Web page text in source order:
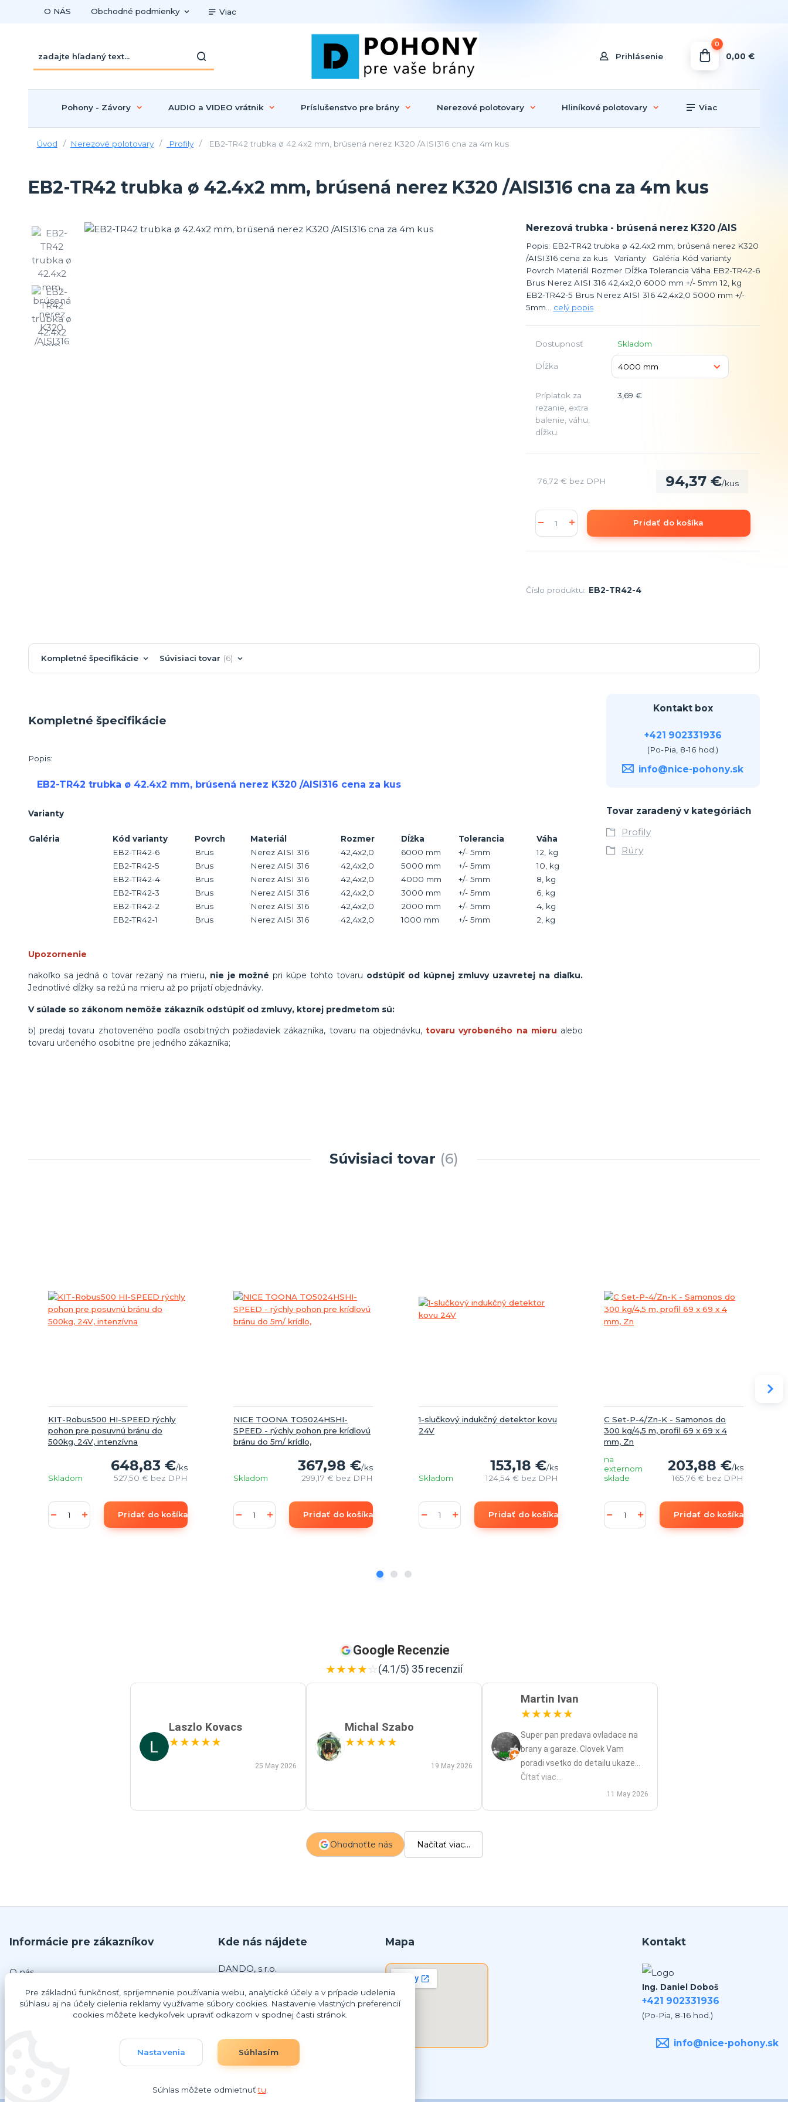
O NÁS Obchodné podmienky Viac
Prihlásenie
0
0,00 €
Pohony - Závory AUDIO a VIDEO vrátnik Príslušenstvo pre brány Nerezové polotovary Hliníkové polotovary Viac
Úvod Nerezové polotovary Profily EB2-TR42 trubka ø 42.4x2 mm, brúsená nerez K320 /AISI316 cna za 4m kus
EB2-TR42 trubka ø 42.4x2 mm, brúsená nerez K320 /AISI316 cna za 4m kus
Nerezová trubka - brúsená nerez K320 /AIS
Popis: EB2-TR42 trubka ø 42.4x2 mm, brúsená nerez K320
/AISI316 cena za kus Varianty Galéria Kód varianty
Povrch Materiál Rozmer Dĺžka Tolerancia Váha EB2-TR42-6
Brus Nerez AISI 316 42,4x2,0 6000 mm +/- 5mm 12, kg
EB2-TR42-5 Brus Nerez AISI 316 42,4x2,0 5000 mm +/-
5mm... celý popis
Dostupnosť Skladom
Dĺžka
Príplatok za
rezanie, extra
balenie, váhu,
dĺžku.
3,69 €
94,37 €/kus
76,72 € bez DPH
Pridať do košíka
Číslo produktu: EB2-TR42-4
Kompletné špecifikácie Súvisiaci tovar 6
Kompletné špecifikácie
Popis:
EB2-TR42 trubka ø 42.4x2 mm, brúsená nerez K320 /AISI316 cena za kus
Varianty
Galéria Kód varianty Povrch Materiál Rozmer Dĺžka Tolerancia
Váha
EB2-TR42-6
Brus Nerez AISI 316 42,4x2,0 6000 mm +/- 5mm
12, kg
EB2-TR42-5
Brus Nerez AISI 316 42,4x2,0 5000 mm +/- 5mm
10, kg
EB2-TR42-4
Brus Nerez AISI 316 42,4x2,0 4000 mm +/- 5mm
8, kg
EB2-TR42-3
Brus Nerez AISI 316 42,4x2,0 3000 mm +/- 5mm
6, kg
EB2-TR42-2
Brus Nerez AISI 316 42,4x2,0 2000 mm +/- 5mm
4, kg
EB2-TR42-1
Brus Nerez AISI 316 42,4x2,0 1000 mm +/- 5mm 2, kg
Upozornenie
nakoľko sa jedná o tovar rezaný na mieru, nie je možné pri kúpe tohto tovaru odstúpiť od kúpnej zmluvy uzavretej na diaľku.
Jednotlivé dĺžky sa režú na mieru až po prijatí objednávky.
V súlade so zákonom nemôže zákazník odstúpiť od zmluvy, ktorej predmetom sú:
b) predaj tovaru zhotoveného podľa osobitných požiadaviek zákazníka, tovaru na objednávku,tovaru vyrobeného na mieru alebo
tovaru určeného osobitne pre jedného zákazníka;
Kontakt box
+421 902331936
(Po-Pia, 8-16 hod.)
info@nice-pohony.sk
Tovar zaradený v kategóriách
Profily
Rúry
Súvisiaci tovar 6
KIT-Robus500 HI-SPEED rýchly
pohon pre posuvnú bránu do
500kg, 24V, intenzívna
648,83 €/ks
527,50 € bez DPH
Skladom
Pridať do košíka
NICE TOONA TO5024HSHI-
SPEED - rýchly pohon pre krídlovú
bránu do 5m/ krídlo,
367,98 €/ks
299,17 € bez DPH
Skladom
Pridať do košíka
1-slučkový indukčný detektor kovu
24V
153,18 €/ks
124,54 € bez DPH
Skladom
Pridať do košíka
C Set-P-4/Zn-K - Samonos do
300 kg/4,5 m, profil 69 x 69 x 4
mm, Zn
203,88 €/ks
165,76 € bez DPH
na
externom
sklade
Pridať do košíka
Google Recenzie
★★★★☆(4.1/5) 35 recenzií
Laszlo Kovacs
★★★★★
25 May 2026
Michal Szabo
★★★★★
19 May 2026
Martin Ivan
★★★★★
Super pan predava ovladace na
brany a garaze. Clovek Vam
poradi vsetko do detailu ukaze
popripade nadstavy priamo na
mieste a ked uz nahodou to nejde
Čítať viac...
11 May 2026
Ohodnoťte nás Načítať viac...
Informácie pre zákazníkov
O nás
Obchodné podmienky
Odstúpenie od zmluvy
Kde nás nájdete
DANDO, s.r.o.
925 63 Dolná Streda
IČO: 47348 259
IČ DPH: SK2023837948
Mapa Kontakt
Ing. Daniel Doboš
+421 902331936
(Po-Pia, 8-16 hod.)
info@nice-pohony.sk
Pre základnú funkčnosť, spríjemnenie používania webu, analytické účely a v prípade udelenia
súhlasu aj na účely cielenia reklamy využívame súbory cookies. Nastavenie vlastných preferencií
cookies môžete kedykoľvek upraviť odkazom v spodnej časti stránok.
Nastavenia Súhlasím
Súhlas môžete odmietnuťtu